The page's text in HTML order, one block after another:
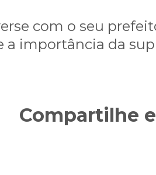
com o seu
a importância da
Compartilhe